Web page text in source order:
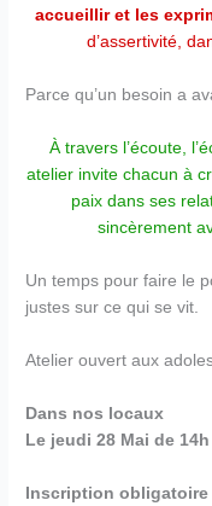
accueillir et les
d’assertivité,
Parce qu’un besoin a
À travers l’écoute,
atelier invite chacun à
paix dans ses
sincèrement
Un temps pour faire le
justes sur ce qui se vit.
Atelier ouvert aux
Dans nos locaux
Le jeudi 28 Mai de 14h
Inscription obligatoire